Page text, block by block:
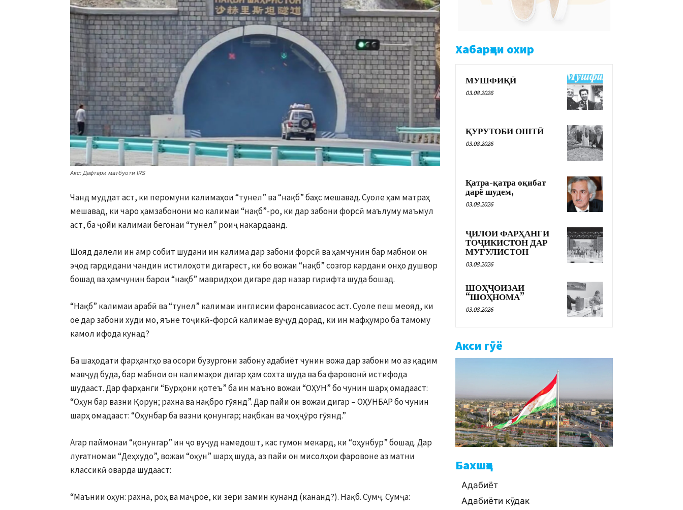
Акс: Дафтари матбуоти IRS
Чанд муддат аст, ки перомуни калимаҳои “тунел” ва “нақб” баҳс мешавад. Суоле ҳам матраҳ
мешавад, ки чаро ҳамзабонони мо калимаи “нақб”-ро, ки дар забони форсӣ маълуму маъмул
аст, ба ҷойи калимаи бегонаи “тунел” роиҷ накардаанд.
Шояд далели ин амр собит шудани ин калима дар забони форсӣ ва ҳамчунин бар мабнои он
эҷод гардидани чандин истилоҳоти дигарест, ки бо вожаи “нақб” созгор кардани онҳо душвор
бошад ва ҳамчунин барои “нақб” мавридҳои дигаре дар назар гирифта шуда бошад.
“Нақб” калимаи арабӣ ва “тунел” калимаи инглисии фаронсавиасос аст. Суоле пеш меояд, ки
оё дар забони худи мо, яъне тоҷикӣ-форсӣ калимае вуҷуд дорад, ки ин мафҳумро ба тамому
камол ифода кунад?
Ба шаҳодати фарҳангҳо ва осори бузургони забону адабиёт чунин вожа дар забони мо аз қадим
мавҷуд буда, бар мабнои он калимаҳои дигар ҳам сохта шуда ва ба фаровонӣ истифода
шудааст. Дар фарҳанги “Бурҳони қотеъ” ба ин маъно вожаи “ОҲУН” бо чунин шарҳ омадааст:
“Оҳун бар вазни Қорун; рахна ва нақбро гӯянд”. Дар пайи он вожаи дигар – ОҲУНБАР бо чунин
шарҳ омадааст: “Оҳунбар ба вазни қонунгар; нақбкан ва чоҳҷӯро гӯянд.”
Агар паймонаи “қонунгар” ин ҷо вуҷуд намедошт, кас гумон мекард, ки “оҳунбур” бошад. Дар
луғатномаи “Деҳхудо”, вожаи “оҳун” шарҳ шуда, аз пайи он мисолҳои фаровоне аз матни
классикӣ оварда шудааст:
“Маънии оҳун: рахна, роҳ ва маҷрое, ки зери замин кунанд (кананд?). Нақб. Сумҷ. Сумҷа:
Хабарҳои охир
МУШФИҚӢ
03.08.2026
ҚУРУТОБИ ОШТӢ
03.08.2026
Қатра-қатра оқибат
дарё шудем,
03.08.2026
ҶИЛОИ ФАРҲАНГИ
ТОҶИКИСТОН ДАР
МУҒУЛИСТОН
03.08.2026
ШОҲҶОИЗАИ
“ШОҲНОМА”
03.08.2026
Акси гӯё
Бахшҳо
Адабиёт
Адабиёти кӯдак